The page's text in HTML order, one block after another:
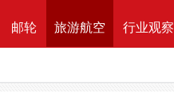
邮轮 旅游航空 行业观察